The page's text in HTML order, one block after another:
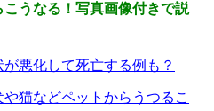
うなる！写真画像付きで説
悪化して死亡する例も？
猫などペットからうつるこ